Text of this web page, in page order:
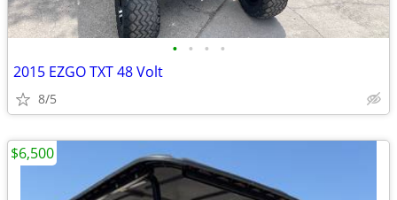
• • • •
2015 EZGO TXT 48 Volt
8/5
$6,500